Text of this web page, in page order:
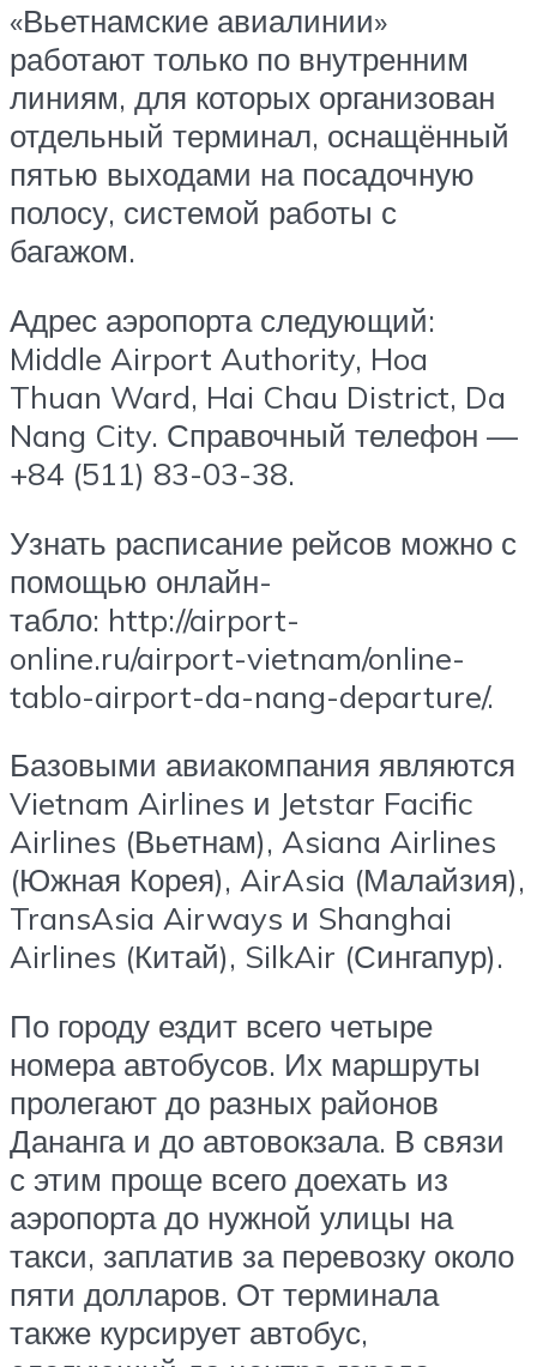
«Вьетнамские авиалинии»
работают только по внутренним
линиям, для которых организован
отдельный терминал, оснащённый
пятью выходами на посадочную
полосу, системой работы с
багажом.
Адрес аэропорта следующий:
Middle Airport Authority, Hoa
Thuan Ward, Hai Chau District, Da
Nang City. Справочный телефон —
+84 (511) 83-03-38.
Узнать расписание рейсов можно с
помощью онлайн-
табло: http://airport-
online.ru/airport-vietnam/online-
tablo-airport-da-nang-departure/.
Базовыми авиакомпания являются
Vietnam Airlines и Jetstar Facific
Airlines (Вьетнам), Asiana Airlines
(Южная Корея), AirAsia (Малайзия),
TransAsia Airways и Shanghai
Airlines (Китай), SilkAir (Сингапур).
По городу ездит всего четыре
номера автобусов. Их маршруты
пролегают до разных районов
Дананга и до автовокзала. В связи
с этим проще всего доехать из
аэропорта до нужной улицы на
такси, заплатив за перевозку около
пяти долларов. От терминала
также курсирует автобус,